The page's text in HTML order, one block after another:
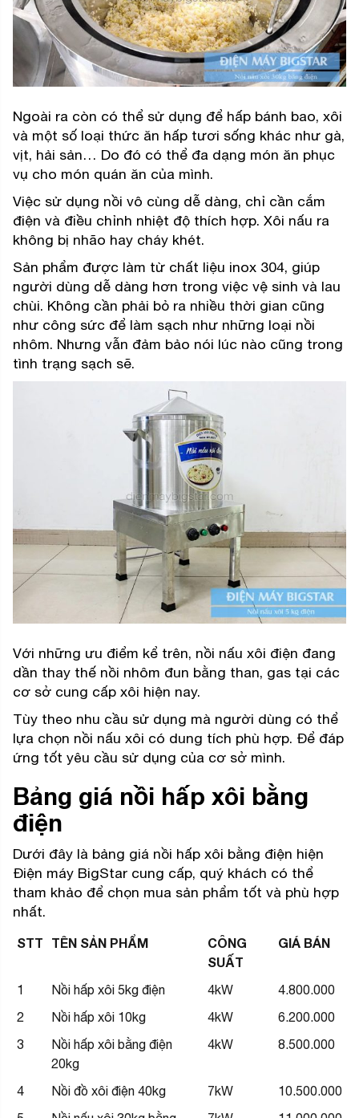
Ngoài ra còn có thể sử dụng để hấp bánh bao, xôi
và một số loại thức ăn hấp tươi sống khác như gà,
vịt, hải sản… Do đó có thể đa dạng món ăn phục
vụ cho món quán ăn của mình.
Việc sử dụng nồi vô cùng dễ dàng, chỉ cần cắm
điện và điều chỉnh nhiệt độ thích hợp. Xôi nấu ra
không bị nhão hay cháy khét.
Sản phẩm được làm từ chất liệu inox 304, giúp
người dùng dễ dàng hơn trong việc vệ sinh và lau
chùi. Không cần phải bỏ ra nhiều thời gian cũng
như công sức để làm sạch như những loại nồi
nhôm. Nhưng vẫn đảm bảo nói lúc nào cũng trong
tình trạng sạch sẽ.
Với những ưu điểm kể trên, nồi nấu xôi điện đang
dần thay thế nồi nhôm đun bằng than, gas tại các
cơ sở cung cấp xôi hiện nay.
Tùy theo nhu cầu sử dụng mà người dùng có thể
lựa chọn nồi nấu xôi có dung tích phù hợp. Để đáp
ứng tốt yêu cầu sử dụng của cơ sở mình.
Bảng giá nồi hấp xôi bằng
điện
Dưới đây là bảng giá nồi hấp xôi bằng điện hiện
Điện máy BigStar cung cấp, quý khách có thể
tham khảo để chọn mua sản phẩm tốt và phù hợp
nhất.
STT TÊN SẢN PHẨM
CÔNG
SUẤT
GIÁ BÁN
1 Nồi hấp xôi 5kg điện 4kW
4.800.000
2
Nồi hấp xôi 10kg 4kW
6.200.000
3
Nồi hấp xôi bằng điện
20kg
4kW 8.500.000
4 Nồi đồ xôi điện 40kg 7kW
10.500.000